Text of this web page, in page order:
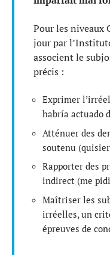
Pour les niveaux
jour par
associent le
précis :
Exprimer
habría actuado
Atténuer des
soutenu
Rapporter des
indirect (me
Maîtriser les
irréelles, un
épreuves de